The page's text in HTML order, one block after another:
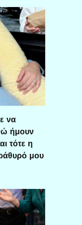
να
ήμουν
τότε η
μου